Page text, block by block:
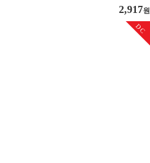
2,917원
DC